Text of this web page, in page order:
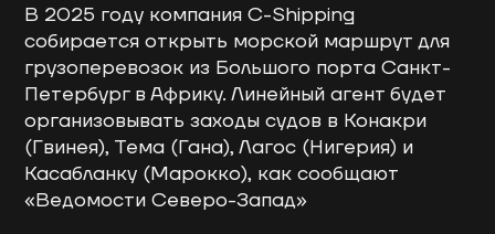
В 2025 году компания C-Shipping
собирается открыть морской маршрут для
грузоперевозок из Большого порта Санкт-
Петербург в Африку. Линейный агент будет
организовывать заходы судов в Конакри
(Гвинея), Тема (Гана), Лагос (Нигерия) и
Касабланку (Марокко), как сообщают
«Ведомости Северо-Запад»